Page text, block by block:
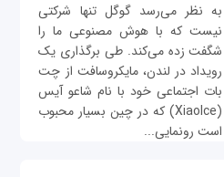
به نظر می‌رسد گوگل تنها شرکتی
نیست که با هوش مصنوعی ما را
شگفت زده می‌کند. طی برگذاری یک
رویداد در لندن، مایکروسافت از چت
بات اجتماعی خود با نام شاعو آیس
(XiaoIce) که در چین بسیار محبوب
است رونمایی...